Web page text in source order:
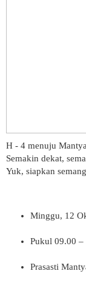
H - 4 menuju
Semakin dekat,
Yuk, siapkan
Minggu, 12
Pukul 09.00
Prasasti